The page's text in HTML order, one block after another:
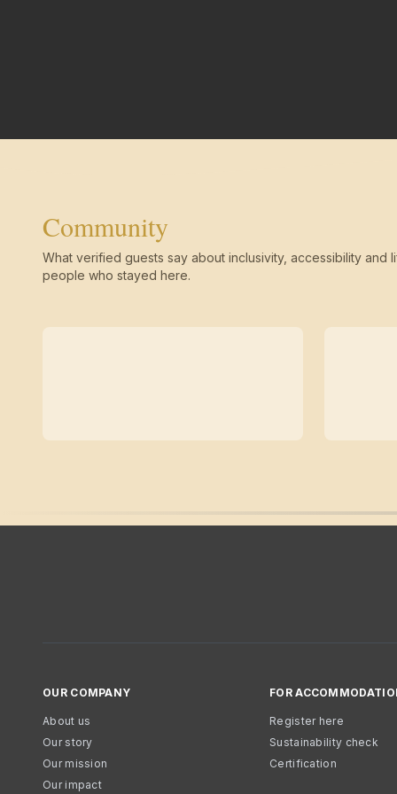
Community
What verified guests say about inclusivity, accessibility and
people who stayed here.
OUR COMPANY
About us
Our story
Our mission
Our impact
FOR
Register here
Sustainability check
Certification